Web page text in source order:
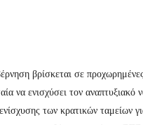
βρίσκεται σε
ενισχύσει τον αναπτυξιακό
των κρατικών ταμείων